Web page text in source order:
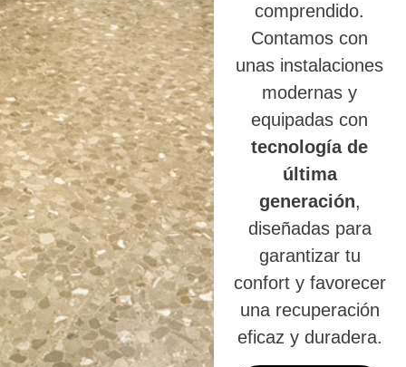
comprendido.
Contamos con
unas instalaciones
modernas y
equipadas con
tecnología de
última
generación,
diseñadas para
garantizar tu
confort y favorecer
una recuperación
eficaz y duradera.